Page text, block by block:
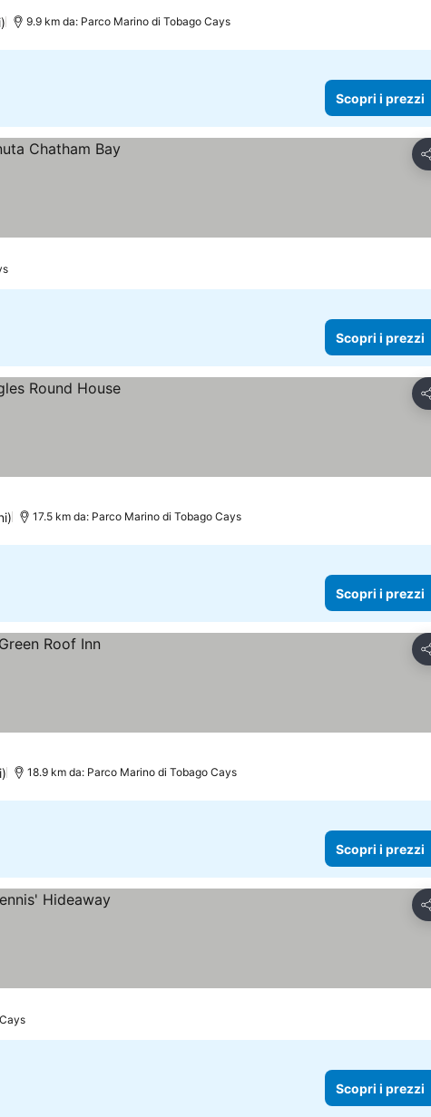
9.9 km da: Parco Marino di Tobago Cays
Scopri i prezzi
Scopri i prezzi
17.5 km da: Parco Marino di Tobago Cays
Scopri i prezzi
18.9 km da: Parco Marino di Tobago Cays
Scopri i prezzi
Scopri i prezzi